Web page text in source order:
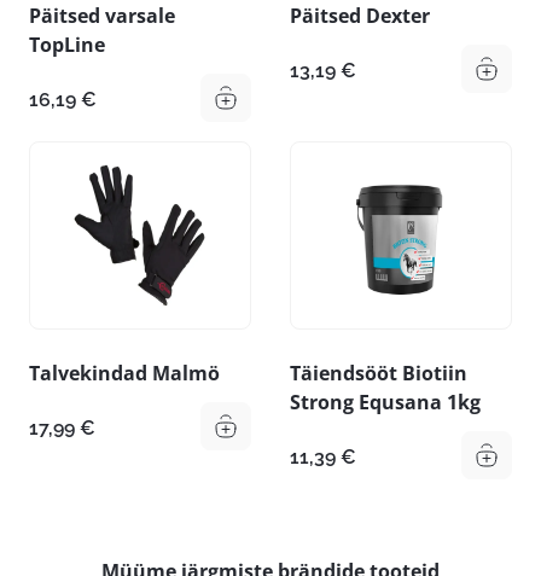
Päitsed varsale
TopLine
16,19 €
Päitsed Dexter
13,19 €
Talvekindad Malmö
17,99 €
Täiendsööt Biotiin
Strong Equsana 1kg
11,39 €